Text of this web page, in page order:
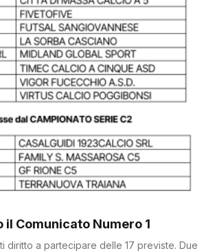
il Comunicato Numero 1
diritto a partecipare delle 17 previste. Due